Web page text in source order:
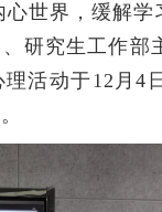
世界，缓解学
研究生工作部
活动于12月4